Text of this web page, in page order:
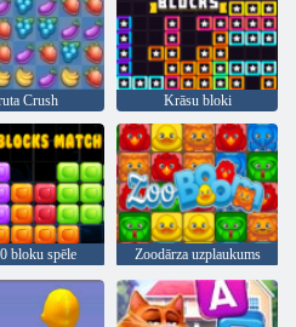
Crush Krāsu bloki
bloku spēle Zoodārza uzplaukums